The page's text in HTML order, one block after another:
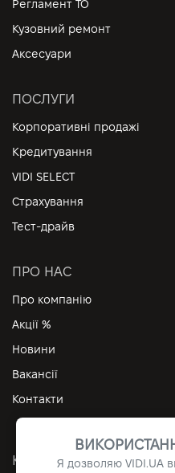
Регламент ТО
Кузовний ремонт
Аксесуари
ПОСЛУГИ
Корпоративні продажі
Кредитування
VIDI SELECT
Страхування
Тест-драйв
ПРО НАС
Про компанію
Акції %
Новини
Вакансії
Контакти
КОРИСНІ ПОСИЛАННЯ
Я дозволяю VIDI.UA